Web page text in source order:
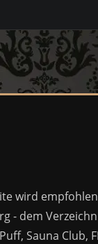
wird
- dem
Sauna Club,